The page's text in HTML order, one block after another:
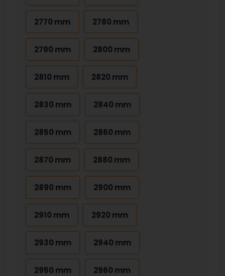
2770 mm 2780 mm
2790 mm 2800 mm
2810 mm 2820 mm
2830 mm 2840 mm
2850 mm 2860 mm
2870 mm 2880 mm
2890 mm 2900 mm
2910 mm 2920 mm
2930 mm 2940 mm
2950 mm 2960 mm